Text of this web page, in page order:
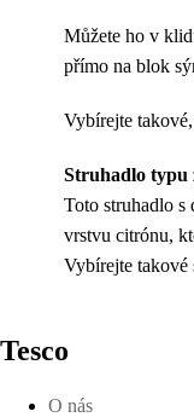
Můžete ho v
přímo na blok
Vybírejte
Struhadlo typu
Toto struhadlo
vrstvu citrónu,
Vybírejte takové
Tesco
O nás